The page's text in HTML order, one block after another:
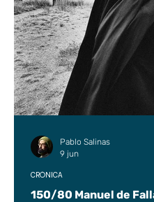
150/80 Manuel de
CRÓNICA
Pablo Salinas
9 jun